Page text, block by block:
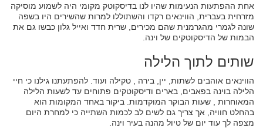
אחת ההפתעות הנעימות שהיו לנו בדיסקוטק מקומי היה לשמוע מוסיקה
מזרחית בעברית, הווינאים רקדו והשתוללו למרות שהשירים היו בשפה
שונה לגמרי מהגרמנית שהם מכירים, שרית חדד ואייל גלון כבשו גם את
הבמות של הדיסקוטקים של וינה.
שותים לתוך הלילה
הווינאים אוהבים לשתות, יין, בירה , טקילה ועוד. להפתעתנו גילנו כי חיי
הלילה בוינה בפאבים, בארים ודיסקוטקים פתוחים עד לשעות הלילה
המאוחרות , שעות הבוקר המוקדמות. ביקור באחד המקומות הוא
בהחלט חוויה, אך צריך גם לשים לב לכמות השתייה כי למחרת היום
מצפה לך עוד יום של טיול מהנה בעיר וינה.